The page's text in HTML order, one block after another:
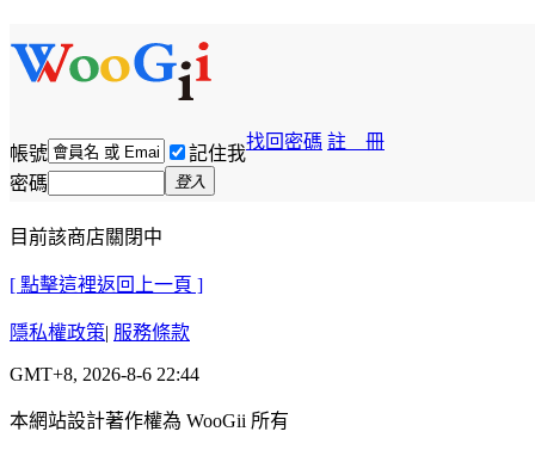
帳號 記住我
找回密碼 註 冊
密碼 登入
目前該商店關閉中
[ 點擊這裡返回上一頁 ]
隱私權政策| 服務條款
GMT+8, 2026-8-6 22:44
本網站設計著作權為 WooGii 所有